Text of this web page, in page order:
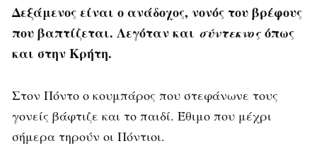
Δεξάμενος είναι ο ανάδοχος, νονός του βρέφους
που βαπτίζεται. Λεγόταν και σύντεκνοςόπως
και στην Κρήτη.
Στον Πόντο ο κουμπάρος που στεφάνωνε τους
γονείς βάφτιζε και το παιδί. Έθιμο που μέχρι
σήμερα τηρούν οι Πόντιοι.